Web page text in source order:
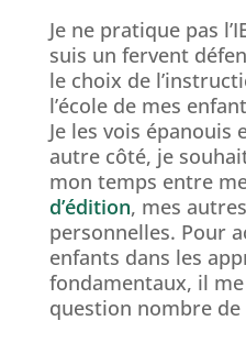
Je ne pratique pas
suis un fervent
le choix de
l’école de mes
Je les vois épanouis
autre côté, je
mon temps entre
d’édition, mes
personnelles. Pour
enfants dans les
fondamentaux, il
question nombre de